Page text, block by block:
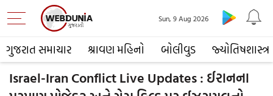
ગુજરાત સમાચાર શ્રાવણ મહિનો બોલીવુડ જ્યોતિષશાસ્ત્ર
Sun, 9 Aug 2026
Israel-Iran Conflict Live Updates : ઈરાનના